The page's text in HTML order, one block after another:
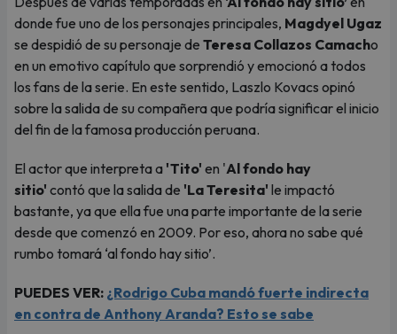
donde fue uno de los personajes principales, Magdyel Ugaz
se despidió de su personaje de Teresa Collazos Camacho
en un emotivo capítulo que sorprendió y emocionó a todos
los fans de la serie. En este sentido, Laszlo Kovacs opinó
sobre la salida de su compañera que podría significar el inicio
del fin de la famosa producción peruana.
El actor que interpreta a 'Tito' en 'Al fondo hay
sitio' contó que la salida de 'La Teresita' le impactó
bastante, ya que ella fue una parte importante de la serie
desde que comenzó en 2009. Por eso, ahora no sabe qué
rumbo tomará ‘al fondo hay sitio’.
PUEDES VER: ¿Rodrigo Cuba mandó fuerte indirecta
en contra de Anthony Aranda? Esto se sabe